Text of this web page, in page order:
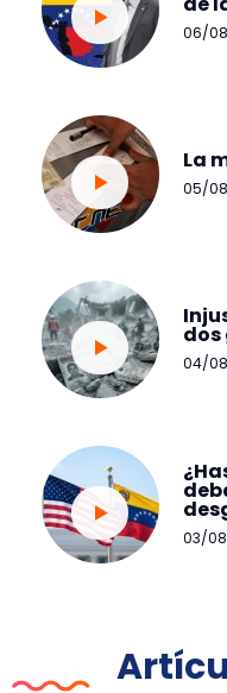
06/
La
05/
dos
04/
03/